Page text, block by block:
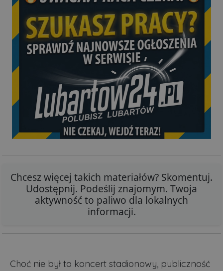
Chcesz więcej takich materiałów? Skomentuj.
Udostępnij. Podeślij znajomym. Twoja
aktywność to paliwo dla lokalnych
informacji.
Choć nie był to koncert stadionowy, publiczność